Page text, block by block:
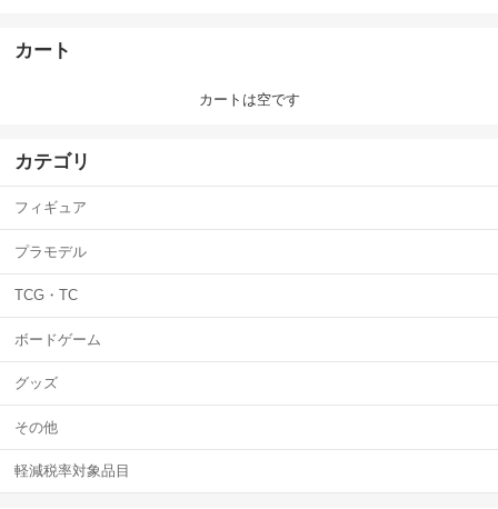
カート
カートは空です
カテゴリ
フィギュア
プラモデル
TCG・TC
ボードゲーム
グッズ
その他
軽減税率対象品目